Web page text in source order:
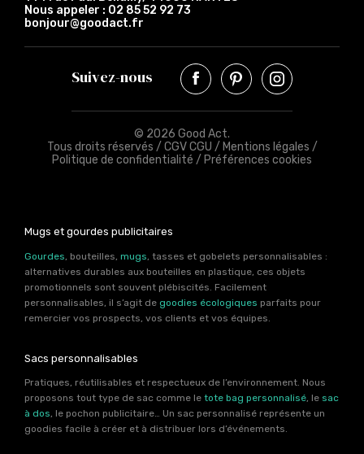
Nous appeler : 02 85 52 92 73
bonjour@goodact.fr
Suivez-nous
© 2026 Good Act.
Tous droits réservés / CGV CGU / Mentions légales /
Politique de confidentialité / Préférences cookies
Mugs et gourdes publicitaires
Gourdes , bouteilles, mugs , tasses et gobelets personnalisables :
alternatives durables aux bouteilles en plastique, ces objets
promotionnels sont souvent plébiscités. Facilement
personnalisables, il s’agit de goodies écologiques parfaits pour
remercier vos prospects, vos clients et vos équipes.
Sacs personnalisables
Pratiques, réutilisables et respectueux de l’environnement. Nous
proposons tout type de sac comme le tote bag personnalisé, le sac
à dos, le pochon publicitaire… Un sac personnalisé représente un
goodies facile à créer et à distribuer lors d’événements.